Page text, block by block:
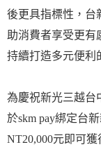
後更具指標性，台
助消費者享受更有
持續打造多元便利
為慶祝新光三越台
於skm pay綁定台
NT20,000元即可獲